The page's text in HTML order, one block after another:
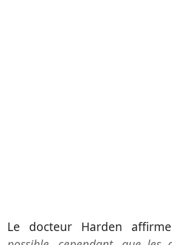
Le docteur Harden